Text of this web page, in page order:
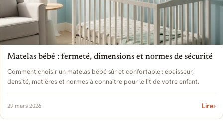
Matelas bébé : fermeté, dimensions et normes de sécurité
Comment choisir un matelas bébé sûr et confortable : épaisseur,
densité, matières et normes à connaître pour le lit de votre enfant.
29 mars 2026 Lire›